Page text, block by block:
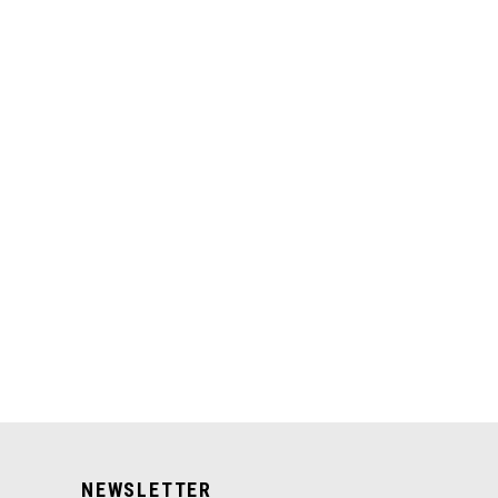
NEWSLETTER